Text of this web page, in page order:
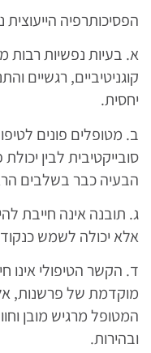
הפסיכותרפיה
א. בעיות נפשיות
קוגניטיביים, רגשיים
יחסית.
ב. מטופלים פונים
סובייקטיבית לבין
הבעיה כבר בשלבים
ג. תובנה אינה חייבת
אלא יכולה לשמש
ד. הקשר הטיפולי אינו
מוקדמת של פרשנות,
המטופל מרגיש מובן
ובהירות.